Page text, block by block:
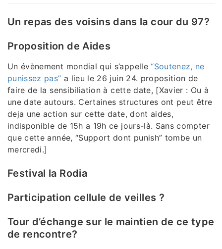
Un repas des voisins dans la cour du 97?
Proposition de Aides
Un évènement mondial qui s’appelle“Soutenez, ne
punissez pas” a lieu le 26 juin 24. proposition de
faire de la sensibiliation à cette date, [Xavier : Ou à
une date autours. Certaines structures ont peut être
deja une action sur cette date, dont aides,
indisponible de 15h a 19h ce jours-là. Sans compter
que cette année, “Support dont punish” tombe un
mercredi.]
Festival la Rodia
Participation cellule de veilles ?
Tour d’échange sur le maintien de ce type
de rencontre?